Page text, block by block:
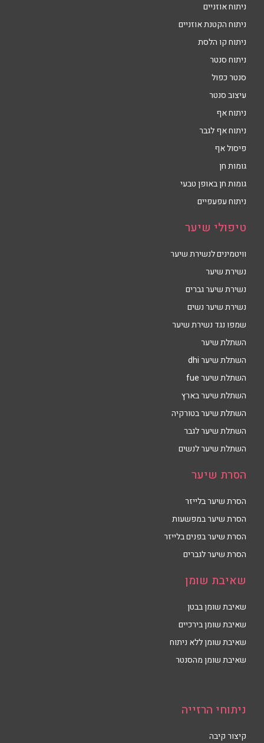
ניתוח אוזניים
ניתוח הקטנת אוזניים
ניתוח קו הלסת
ניתוח סנטר
סנטר כפול
עיצוב סנטר
ניתוח אף
ניתוח אף לגבר
פיסול אף
גומות חן
גומות חן באופן טבעי
ניתוח עפעפיים
טיפולי שיער
וויטמינים לנשירת שיער
נשירת שיער
נשירת שיער גברים
נשירת שיער נשים
שמפו נגד נשירת שיער
השתלת שיער
השתלת שיער dhi
השתלת שיער fue
השתלת שיער בארץ
השתלת שיער בטורקיה
השתלת שיער לגבר
השתלת שיער לנשים
הסרת שיער
הסרת שיער בלייזר
הסרת שיער במפשעות
הסרת שיער בפנים בלייזר
הסרת שיער לגברים
שאיבת שומן
שאיבת שומן בבטן
שאיבת שומן בירכיים
שאיבת שומן ללא ניתוח
שאיבת שומן מהסנטר
ניתוחי הרזייה
קיצור קיבה